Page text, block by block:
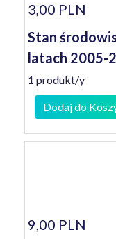
3,00 PLN
Stan
latach 2005-
1 produkt/y
Dodaj do
9,00 PLN